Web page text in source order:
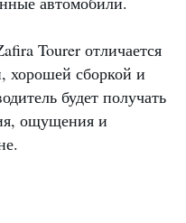
Tourer отличается
хорошей сборкой и
будет получать
ощущения и